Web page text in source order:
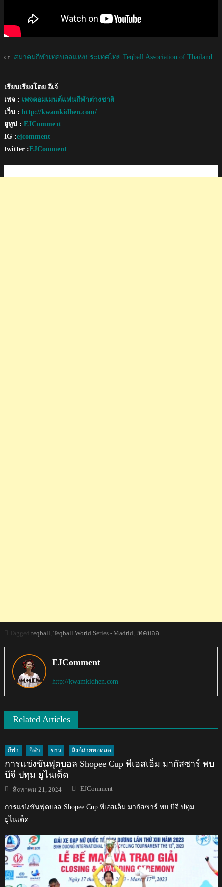
cr: สมาคมกีฬาเทคบอลแห่งประเทศไทย Teqball Association of Thailand
เรียบเรียงโดย อีเจ้
เพจ : เพจคอมเมนต์แฟนกีฬาต่างชาติ
เว็บ : http://kwamkidhen.com/
ยูทูป : EJComment
IG :ejcomment
twitter :EJComment
Tagged teqball, Teqball World Series - Madrid, เทคบอล
EJComment
http://kwamkidhen.com
Related Articles
กีฬา กีฬา ข่าว ลิงก์ถ่ายทอดสด
การแข่งขันฟุตบอล Shopee Cup พีเอสเอ็ม มากัสซาร์ พบ
บีจี ปทุม ยูไนเต็ด
Posted
on
สิงหาคม 21, 2024 Author
EJComment
การแข่งขันฟุตบอล Shopee Cup พีเอสเอ็ม มากัสซาร์ พบ บีจี ปทุม
ยูไนเต็ด